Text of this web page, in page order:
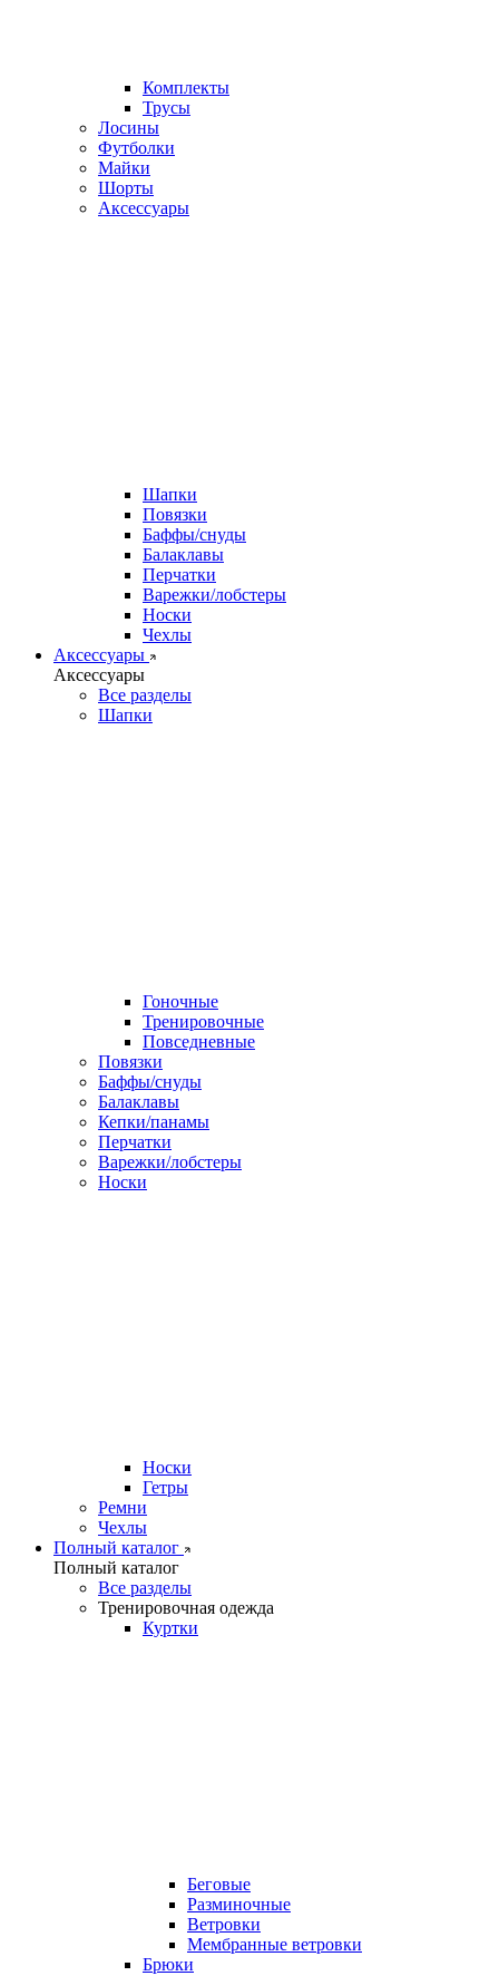
Комплекты
Трусы
Лосины
Футболки
Майки
Шорты
Аксессуары
Шапки
Повязки
Баффы/снуды
Балаклавы
Перчатки
Варежки/лобстеры
Носки
Чехлы
Аксессуары
Аксессуары
Все разделы
Шапки
Гоночные
Тренировочные
Повседневные
Повязки
Баффы/снуды
Балаклавы
Кепки/панамы
Перчатки
Варежки/лобстеры
Носки
Носки
Гетры
Ремни
Чехлы
Полный каталог
Полный каталог
Все разделы
Тренировочная одежда
Куртки
Беговые
Разминочные
Ветровки
Мембранные ветровки
Брюки